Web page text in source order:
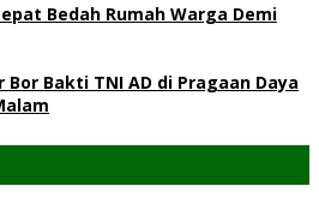
Bedah Rumah Warga Demi
Bor Bakti TNI AD di Pragaan Daya